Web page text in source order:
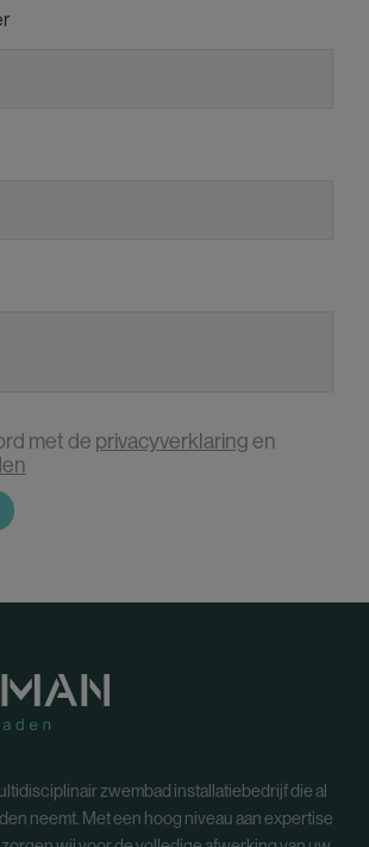
met de privacyverklaringen
zwembad installatiebedrijf die al
neemt. Met een hoog niveau aan expertise